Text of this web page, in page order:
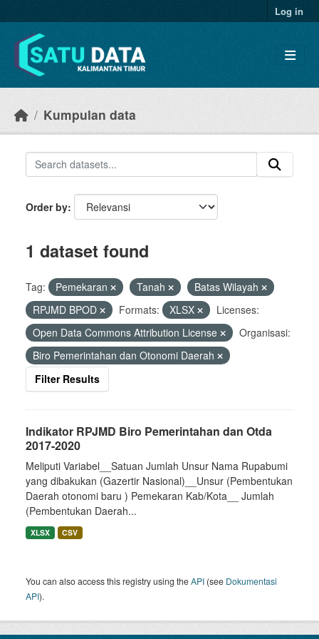
Log in
Kumpulan data
Order by
1 dataset found
Tag: Pemekaran Tanah
Batas Wilayah
RPJMD BPOD
Formats: XLSX
Licenses:
Open Data Commons Attribution License
Organisasi:
Biro Pemerintahan dan Otonomi Daerah
Filter Results
Indikator RPJMD Biro Pemerintahan dan Otda
2017-2020
Meliputi Variabel__Satuan Jumlah Unsur Nama Rupabumi
yang dibakukan (Gazertir Nasional)__Unsur (Pembentukan
Daerah otonomi baru ) Pemekaran Kab/Kota__ Jumlah
(Pembentukan Daerah...
XLSX CSV
You can also access this registry using theAPI (see Dokumentasi
API).